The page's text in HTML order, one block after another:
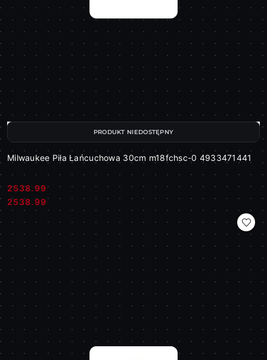
Milwaukee Piła Łańcuchowa 30cm m18fchsc-0 4933471441
Cena:
2538.99
Cena:
2538.99
PRODUKT NIEDOSTĘPNY